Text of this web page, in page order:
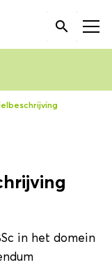
Zoek
naar:

in het domein